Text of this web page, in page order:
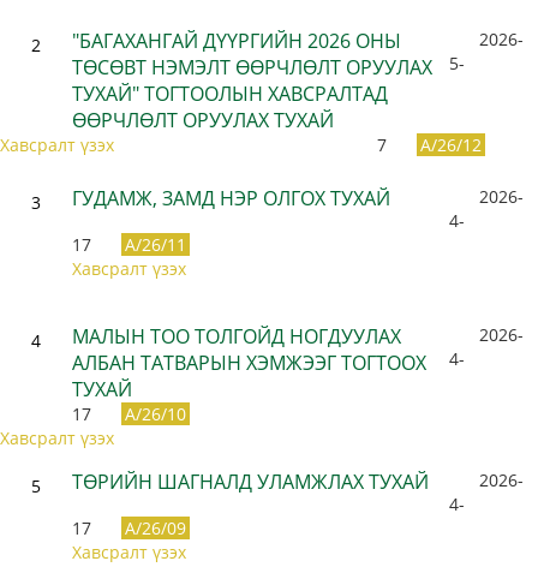
2
"БАГАХАНГАЙ ДҮҮРГИЙН 2026 ОНЫ
ТӨСӨВТ НЭМЭЛТ ӨӨРЧЛӨЛТ ОРУУЛАХ
ТУХАЙ" ТОГТООЛЫН ХАВСРАЛТАД
ӨӨРЧЛӨЛТ ОРУУЛАХ ТУХАЙ
2026-
5-
7 A/26/12
Хавсралт үзэх
3 ГУДАМЖ, ЗАМД НЭР ОЛГОХ ТУХАЙ
2026-
4-
17
A/26/11
Хавсралт үзэх
4
МАЛЫН ТОО ТОЛГОЙД НОГДУУЛАХ
АЛБАН ТАТВАРЫН ХЭМЖЭЭГ ТОГТООХ
ТУХАЙ
2026-
4-
17
A/26/10
Хавсралт үзэх
5 ТӨРИЙН ШАГНАЛД УЛАМЖЛАХ ТУХАЙ
2026-
4-
17
A/26/09
Хавсралт үзэх